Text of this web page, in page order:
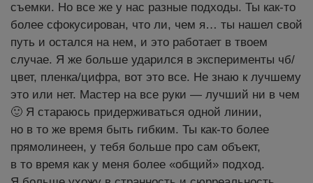
съемки. Но все же у нас разные подходы. Ты как-то
более сфокусирован, что ли, чем я… ты нашел свой
путь и остался на нем, и это работает в твоем
случае. Я же больше ударился в эксперименты чб/
цвет, пленка/цифра, вот это все. Не знаю к лучшему
это или нет. Мастер на все руки — лучший ни в чем
🙂 Я стараюсь придерживаться одной линии,
но в то же время быть гибким. Ты как-то более
прямолинеен, у тебя больше про сам объект,
в то время как у меня более «общий» подход.